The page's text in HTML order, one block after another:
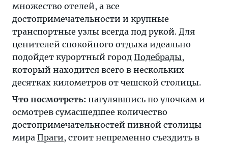
множество отелей, а все
достопримечательности и крупные
транспортные узлы всегда под рукой. Для
ценителей спокойного отдыха идеально
подойдет курортный город Подебрады,
который находится всего в нескольких
десятках километров от чешской столицы.
Что посмотреть: нагулявшись по улочкам и
осмотрев сумасшедшее количество
достопримечательностей пивной столицы
мира Праги, стоит непременно съездить в